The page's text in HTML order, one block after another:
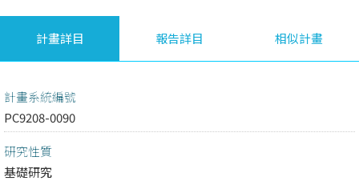
計畫詳目 報告詳目 相似計畫
計畫系統編號
PC9208-0090
研究性質
基礎研究